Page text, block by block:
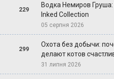
229
Водка Немиров
Inked Collection
05 серпня 2026
299
Охота без добычи:
делают котов
31 липня 2026